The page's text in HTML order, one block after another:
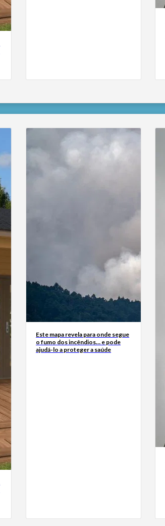
Este mapa revela para onde segue
o fumo dos incêndios… e pode
ajudá-lo a proteger a saúde